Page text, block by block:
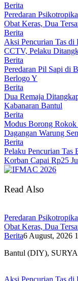
Berita
Peredaran
Obat Keras, Dua
Berita
Aksi Pencurian Tas di
CCTV, Pelaku
Berita
Peredaran Pil Sapi di
Berlogo Y
Berita
Dua Remaja
Kabanaran Bantul
Berita
Modus Borong
Dagangan Warung
Berita
Pelaku Pencurian Tas
Korban Capai Rp25
Read Also
Peredaran
Obat Keras, Dua
Berita6 August, 2026
Bantul (DIY),